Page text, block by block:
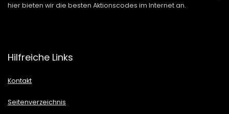
hier bieten wir die besten Aktionscodes im Internet an.
Hilfreiche Links
Kontakt
Seitenverzeichnis